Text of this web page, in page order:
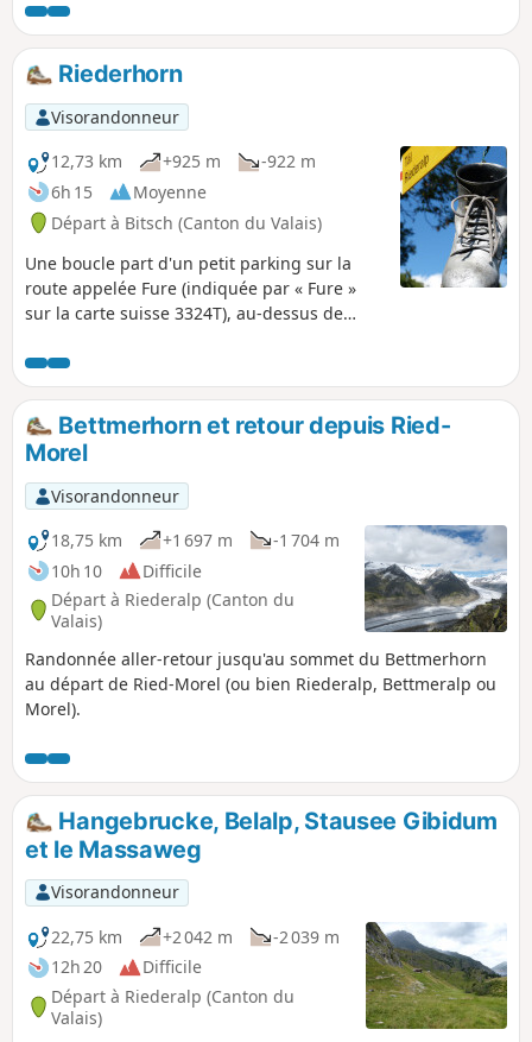
dernier col à franchir pour terminer cette jolie boucle et
aussi pour admirer une dernière fois le Fletschorn. En
descendant vers le Col du Simplon, le Monte Leone attirera
votre attention.
Riederhorn
Visorandonneur
12,73 km
+925 m
-922 m
6h 15
Moyenne
Départ à Bitsch (Canton du Valais)
Une boucle part d'un petit parking sur la
route appelée Fure (indiquée par « Fure »
sur la carte suisse 3324T), au-dessus de
au-dessus du Massaweg en direction du
Stausee Gibidum, monte jusqu'à la Villa
Cassel, puis au sommet du Riederhorn. La
descente se fait à travers la forêt. Une
excursion agréable et intéressante.
Bettmerhorn et retour depuis Ried-
Morel
Visorandonneur
18,75 km
+1 697 m
-1 704 m
10h 10
Difficile
Départ à Riederalp (Canton du
Valais)
Randonnée aller-retour jusqu'au sommet du Bettmerhorn
au départ de Ried-Morel (ou bien Riederalp, Bettmeralp ou
Morel).
Hangebrucke, Belalp, Stausee Gibidum
et le Massaweg
Visorandonneur
22,75 km
+2 042 m
-2 039 m
12h 20
Difficile
Départ à Riederalp (Canton du
Valais)